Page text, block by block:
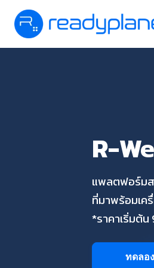
R-
แพลตฟอร์มส
ที่มาพร้อมเค
*ราคาเริ่มต้
ทดลอ